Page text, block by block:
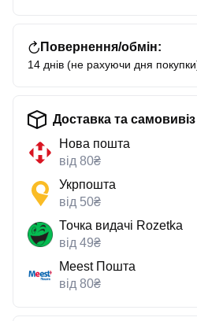
Повернення/обмін:
14 днів (не рахуючи дня
Доставка та самовивіз
Нова пошта
від 80₴
Укрпошта
від 50₴
Точка видачі Rozetka
від 49₴
Meest Пошта
від 80₴